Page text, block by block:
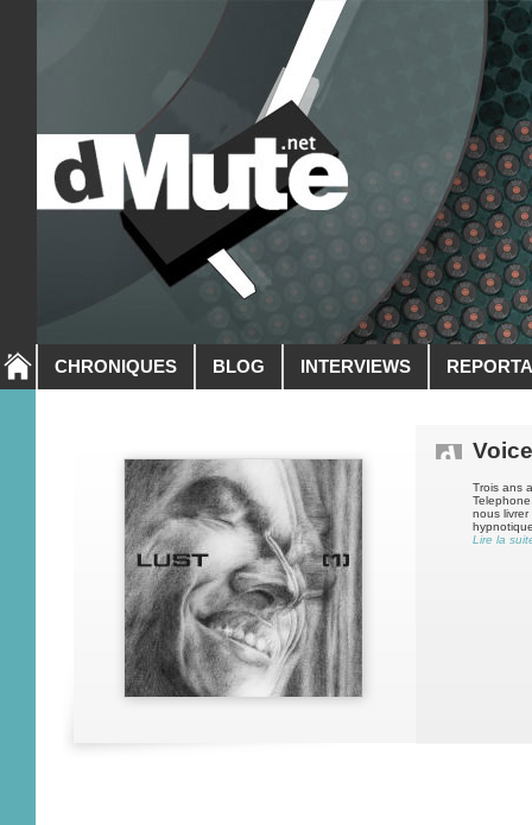
CHRONIQUES BLOG INTERVIEWS
Trois ans
nous
Lire la